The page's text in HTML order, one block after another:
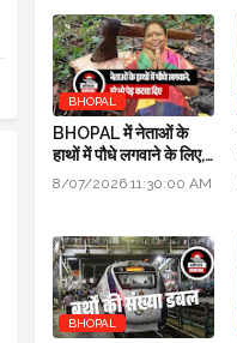
BHOPAL
BHOPAL में नेताओं के
हाथों में पौधे लगवाने के लिए,
700 हरे भरे पेड़ कटवा दिए
8/07/2026 11:30:00 AM
BHOPAL